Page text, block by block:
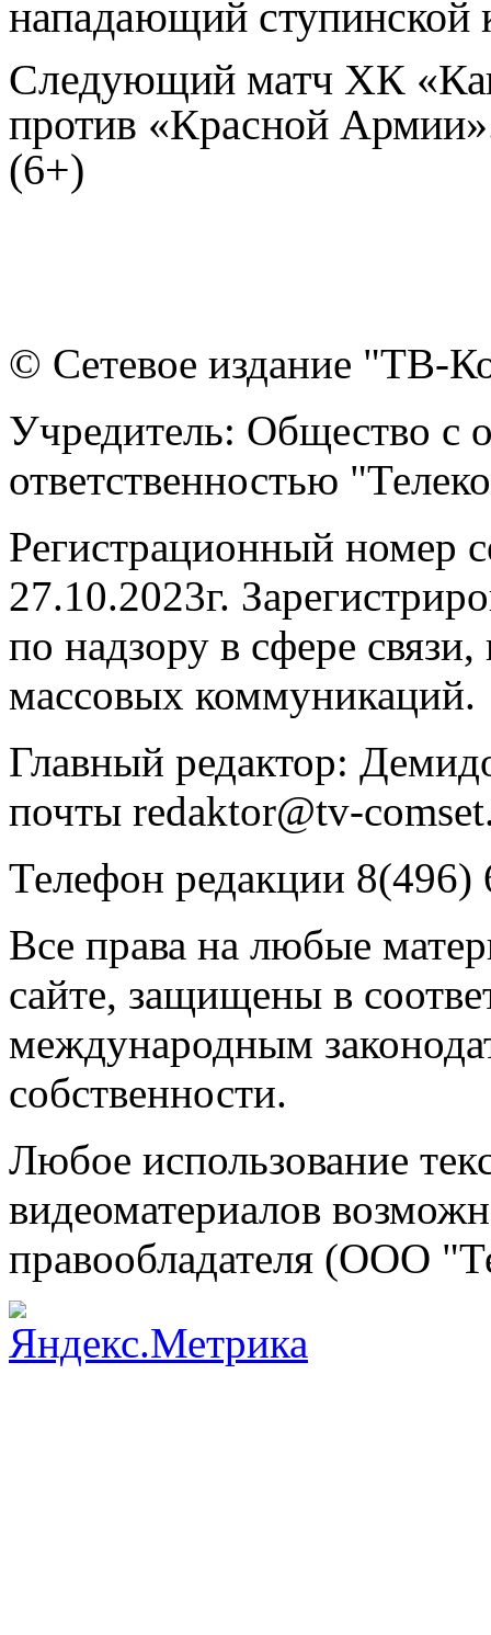
нападающий ступинской
Следующий матч ХК
против «Красной
(6+)
© Сетевое издание "ТВ-
Учредитель: Общество с
ответственностью
Регистрационный
27.10.2023г.
по надзору в сфере
массовых коммуникаций.
Главный редактор:
почты redaktor@tv-
Телефон редакции 8(496)
Все права на любые
сайте, защищены в
международным
собственности.
Любое использование
видеоматериалов
правообладателя (ООО